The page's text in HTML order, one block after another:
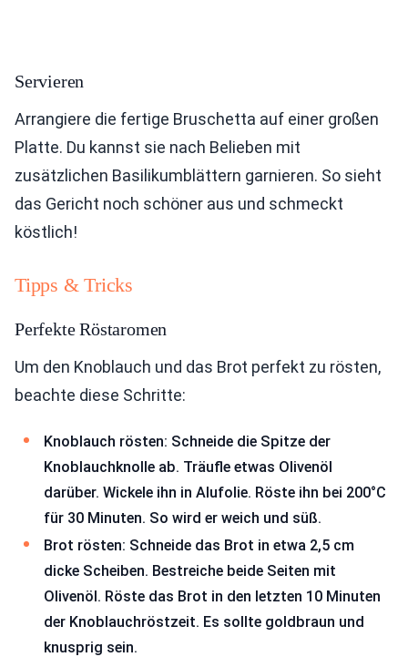
Servieren
Arrangiere die fertige Bruschetta auf einer großen
Platte. Du kannst sie nach Belieben mit
zusätzlichen Basilikumblättern garnieren. So sieht
das Gericht noch schöner aus und schmeckt
köstlich!
Tipps & Tricks
Perfekte Röstaromen
Um den Knoblauch und das Brot perfekt zu rösten,
beachte diese Schritte:
Knoblauch rösten: Schneide die Spitze der
Knoblauchknolle ab. Träufle etwas Olivenöl
darüber. Wickele ihn in Alufolie. Röste ihn bei 200°C
für 30 Minuten. So wird er weich und süß.
Brot rösten: Schneide das Brot in etwa 2,5 cm
dicke Scheiben. Bestreiche beide Seiten mit
Olivenöl. Röste das Brot in den letzten 10 Minuten
der Knoblauchröstzeit. Es sollte goldbraun und
knusprig sein.